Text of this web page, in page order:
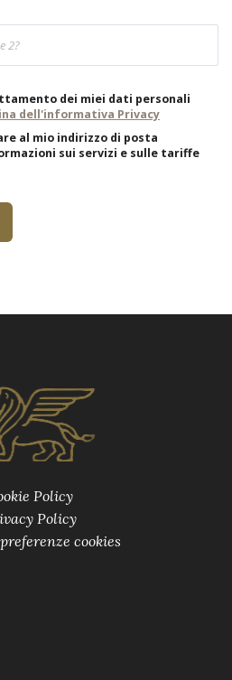
dei miei dati personali
dell'informativa Privacy
al mio indirizzo di posta
sui servizi e sulle tariffe
Policy
Policy
cookies